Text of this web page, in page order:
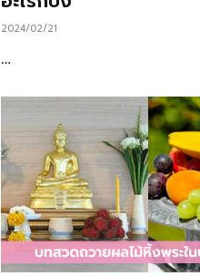
2024/02/21
…